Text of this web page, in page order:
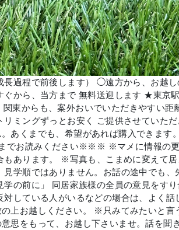
過程で前後します） ◯遠方から、お越
から、当方まで 無料送迎します ★東京
東からも、案外おいでいただきやすい
ミングずっとお安く ご提供させていた
あくまでも、希望があれば購入できます
お読みください※※※ ※マメに情報の更
もあります。 ※写真も、こまめに変えて
学順ではありません。お話の途中でも、
の前に」 同居家族様の全員の意見をす
している人がいるなどの場合は、よく話
上お越しください。 ※只みてみたいと言
思をもって、お越し下さいませ。話を聞